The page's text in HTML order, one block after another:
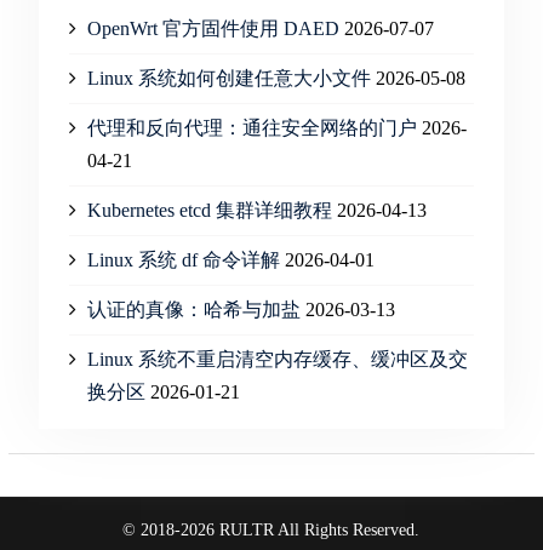
OpenWrt 官方固件使用 DAED 2026-07-07
Linux 系统如何创建任意大小文件 2026-05-08
代理和反向代理：通往安全网络的门户 2026-
04-21
Kubernetes etcd 集群详细教程 2026-04-13
Linux 系统 df 命令详解 2026-04-01
认证的真像：哈希与加盐 2026-03-13
Linux 系统不重启清空内存缓存、缓冲区及交
换分区 2026-01-21
© 2018-2026 RULTR All Rights Reserved.